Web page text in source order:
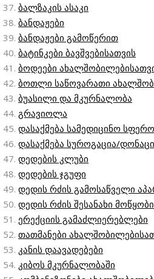
ბალზაკის ასაკი
ბანდაჟები
ბანდაჟები გამოწერით
ბატინკები ბავშვებისათვის
ბოდეები
ბოთლი საწოვარათი
ბუასილი და მკურნალობა
გრავიოლა
დასაქმება სამედიცინო
დასაქმება სუროგაცია/
დედების კლუბი
დედების ჯგუფი
დედის რძის გამოსაწველი
დედის რძის შესანახი
ერექციის გამაძლიერებლები
თათმანები
კანის დაავადებები
კიბოს მკურნალობაში